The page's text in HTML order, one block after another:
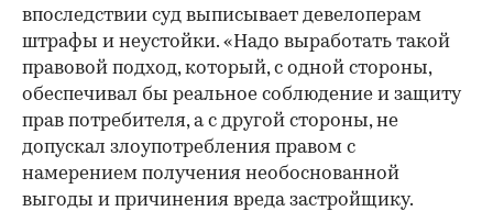
впоследствии суд выписывает девелоперам
штрафы и неустойки. «Надо выработать такой
правовой подход, который, с одной стороны,
обеспечивал бы реальное соблюдение и защиту
прав потребителя, а с другой стороны, не
допускал злоупотребления правом с
намерением получения необоснованной
выгоды и причинения вреда застройщику.